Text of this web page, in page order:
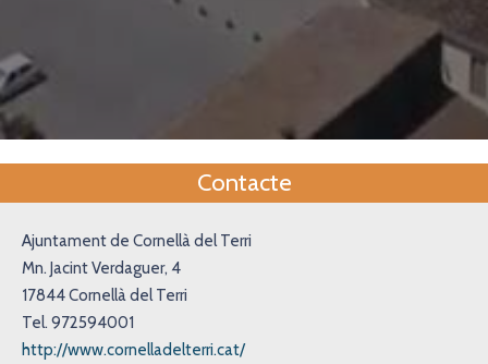
Contacte
Ajuntament de Cornellà del Terri
Mn. Jacint Verdaguer, 4
17844 Cornellà del Terri
Tel. 972594001
http://www.cornelladelterri.cat/